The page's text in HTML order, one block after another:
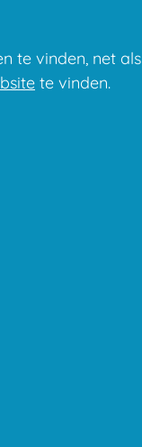
te vinden, net als
te vinden.